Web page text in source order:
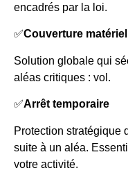
encadrés par la loi.
✅Couverture
Solution globale qui
aléas critiques : vol.
✅Arrêt temporaire
Protection stratégique
suite à un aléa.
votre activité.